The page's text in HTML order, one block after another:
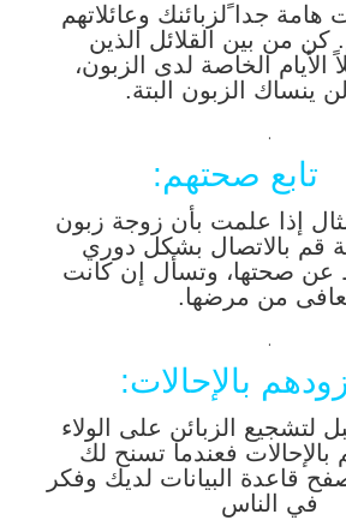
هامة جدا ًلزبائنك وعائلاتهم
كن من بين القلائل الذين
الأيام الخاصة لدى الزبون،
ينساك الزبون البتة.
.
إذا علمت بأن زوجة زبون
قم بالاتصال بشكل دوري
عن صحتها، وتسأل إن كانت
من مرضها.
.
لتشجيع الزبائن على الولاء
فعندما تسنح لك
قاعدة البيانات لديك وفكر
في الناس